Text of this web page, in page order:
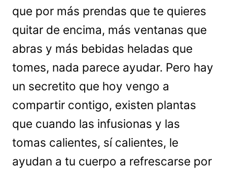
que por más prendas que te quieres
quitar de encima, más ventanas que
abras y más bebidas heladas que
tomes, nada parece ayudar. Pero hay
un secretito que hoy vengo a
compartir contigo, existen plantas
que cuando las infusionas y las
tomas calientes, sí calientes, le
ayudan a tu cuerpo a refrescarse por